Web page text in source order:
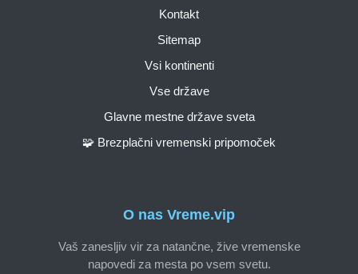
O nas Vreme.vip
Vaš zanesljiv vir za natančne, žive vremenske
napovedi za mesta po vsem svetu.
Kontakt
Sitemap
Vsi kontinenti
Vse države
Glavne mestne države sveta
🧩 Brezplačni vremenski pripomoček